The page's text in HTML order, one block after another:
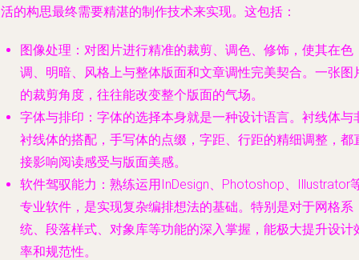
的构思最终需要精湛的制作技术来实现。这包括：
图像处理 ：对图片进行精准的裁剪、调色、修饰，使其在色
调、明暗、风格上与整体版面和文章调性完美契合。一张图
的裁剪角度，往往能改变整个版面的气场。
字体与排印 ：字体的选择本身就是一种设计语言。衬线体与
衬线体的搭配，手写体的点缀，字距、行距的精细调整，都
接影响阅读感受与版面美感。
软件驾驭能力 ：熟练运用InDesign、Photoshop、Illustrator
专业软件，是实现复杂编排想法的基础。特别是对于网格系
统、段落样式、对象库等功能的深入掌握，能极大提升设计
率和规范性。